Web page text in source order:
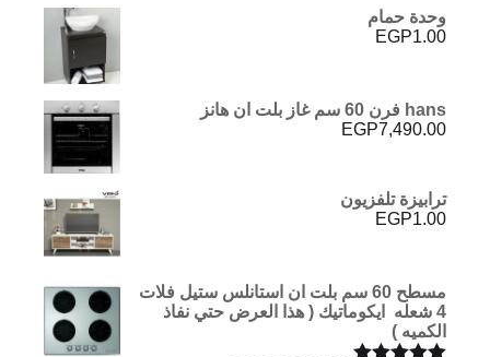
وحدة حمام
EGP1.00
hans فرن 60 سم غاز بلت ان هانز
EGP7,490.00
ترابيزة تلفزيون
EGP1.00
مسطح 60 سم بلت ان استانلس ستيل فلات
4 شعله ايكوماتيك ( هذا العرض حتي نفاذ
الكميه )